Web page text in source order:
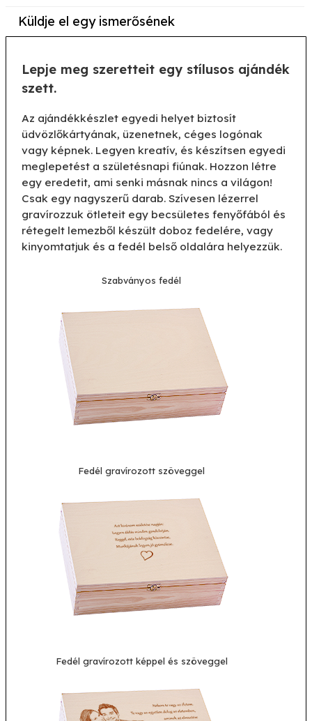
Küldje el egy ismerősének
Lepje meg szeretteit egy stílusos ajándék
szett.
Az ajándékkészlet egyedi helyet biztosít
üdvözlőkártyának, üzenetnek, céges logónak
vagy képnek. Legyen kreatív, és készítsen egyedi
meglepetést a születésnapi fiúnak. Hozzon létre
egy eredetit, ami senki másnak nincs a világon!
Csak egy nagyszerű darab. Szívesen lézerrel
gravírozzuk ötleteit egy becsületes fenyőfából és
rétegelt lemezből készült doboz fedelére, vagy
kinyomtatjuk és a fedél belső oldalára helyezzük.
Szabványos fedél
Fedél gravírozott szöveggel
Fedél gravírozott képpel és szöveggel